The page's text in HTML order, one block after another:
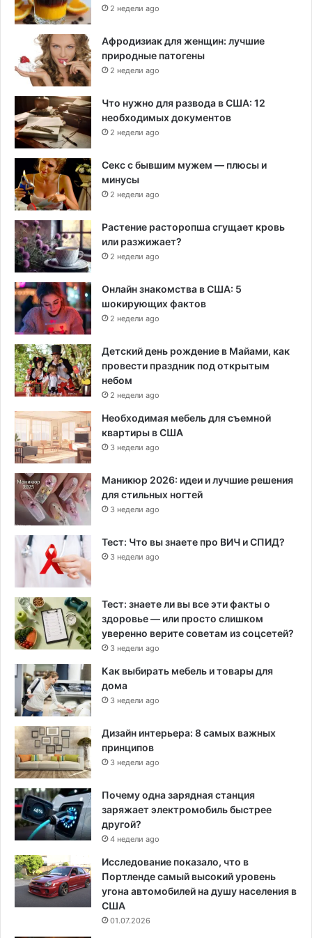
2 недели ago
Афродизиак для женщин: лучшие
природные патогены
2 недели ago
Что нужно для развода в США: 12
необходимых документов
2 недели ago
Секс с бывшим мужем — плюсы и
минусы
2 недели ago
Растение расторопша сгущает кровь
или разжижает?
2 недели ago
Онлайн знакомства в США: 5
шокирующих фактов
2 недели ago
Детский день рождение в Майами, как
провести праздник под открытым
небом
2 недели ago
Необходимая мебель для съемной
квартиры в США
3 недели ago
Маникюр 2026: идеи и лучшие решения
для стильных ногтей
3 недели ago
Тест: Что вы знаете про ВИЧ и СПИД?
3 недели ago
Тест: знаете ли вы все эти факты о
здоровье — или просто слишком
уверенно верите советам из соцсетей?
3 недели ago
Как выбирать мебель и товары для
дома
3 недели ago
Дизайн интерьера: 8 самых важных
принципов
3 недели ago
Почему одна зарядная станция
заряжает электромобиль быстрее
другой?
4 недели ago
Исследование показало, что в
Портленде самый высокий уровень
угона автомобилей на душу населения в
США
01.07.2026